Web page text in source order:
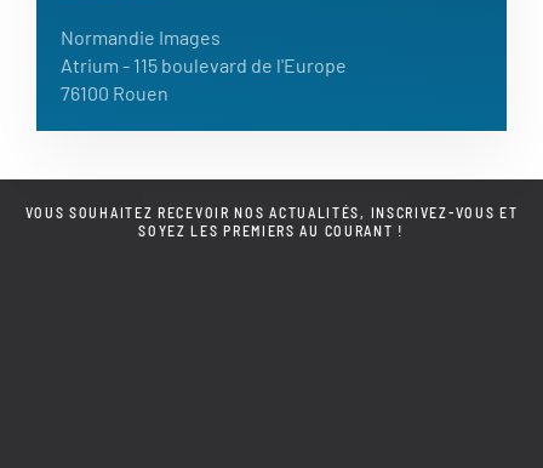
Normandie Images
Atrium - 115 boulevard de l'Europe
76100 Rouen
VOUS SOUHAITEZ RECEVOIR NOS ACTUALITÉS, INSCRIVEZ-VOUS ET
SOYEZ LES PREMIERS AU COURANT !